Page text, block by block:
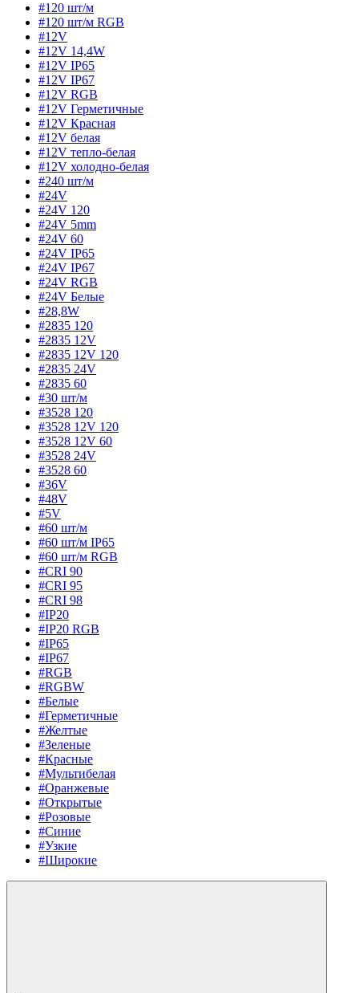
#120 шт/м
#120 шт/м RGB
#12V
#12V 14,4W
#12V IP65
#12V IP67
#12V RGB
#12V Герметичные
#12V Красная
#12V белая
#12V тепло-белая
#12V холодно-белая
#240 шт/м
#24V
#24V 120
#24V 5mm
#24V 60
#24V IP65
#24V IP67
#24V RGB
#24V Белые
#28,8W
#2835 120
#2835 12V
#2835 12V 120
#2835 24V
#2835 60
#30 шт/м
#3528 120
#3528 12V 120
#3528 12V 60
#3528 24V
#3528 60
#36V
#48V
#5V
#60 шт/м
#60 шт/м IP65
#60 шт/м RGB
#CRI 90
#CRI 95
#CRI 98
#IP20
#IP20 RGB
#IP65
#IP67
#RGB
#RGBW
#Белые
#Герметичные
#Желтые
#Зеленые
#Красные
#Мультибелая
#Оранжевые
#Открытые
#Розовые
#Синие
#Узкие
#Широкие